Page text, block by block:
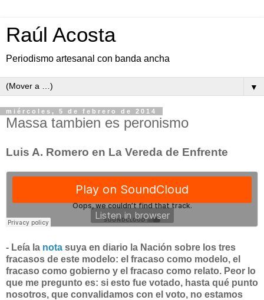
Raúl Acosta
Periodismo artesanal con banda ancha
▼
miércoles, 5 de febrero de 2014
Massa tambien es peronismo
Luis A. Romero en La Vereda de Enfrente
- Leía la nota suya en diario la Nación sobre los tres
fracasos de este modelo: el fracaso como modelo, el
fracaso como gobierno y el fracaso como relato. Peor lo
que me pregunto es: si esto fue votado, hasta qué punto
nosotros, que convalidamos con el voto, no estamos